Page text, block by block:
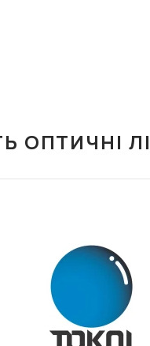
ОПТИЧНІ